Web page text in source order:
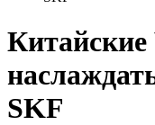
Китайские
SKF